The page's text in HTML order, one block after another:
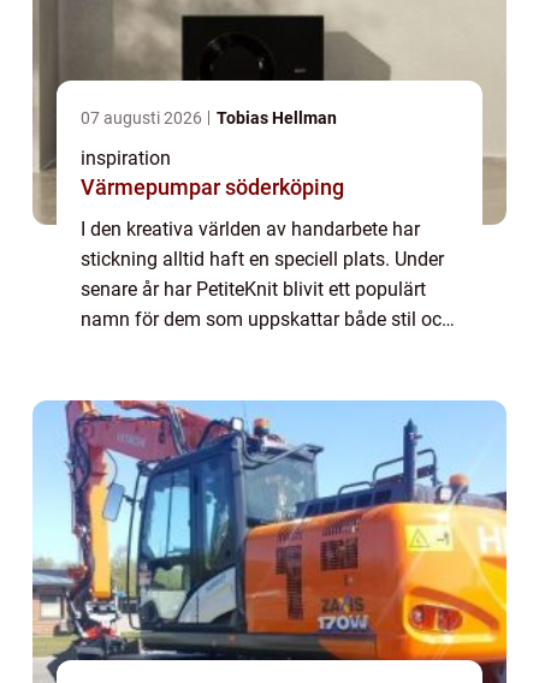
07 augusti 2026 Tobias Hellman
inspiration
Värmepumpar söderköping
I den kreativa världen av handarbete har
stickning alltid haft en speciell plats. Under
senare år har PetiteKnit blivit ett populärt
namn för dem som uppskattar både stil och